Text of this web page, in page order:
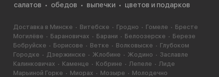
салатов
обедов выпечки цветов и подарков
Доставка в Минске Витебске Гродно Гомеле
Бресте
Могилёве
Барановичах Барани Белоозерске
Березе
Бобруйске
Борисове Ветке Волковыске
Глубоком
Городке
Дзержинске Жлобине Жодино
Заславле
Калинковичах
Каменце Кобрине Лепеле
Лиде
Марьиной Горке
Миорах Мозыре
Молодечно